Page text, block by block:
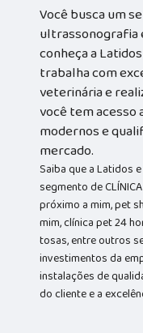
Você busca um
ultrassonografia
conheça a
trabalha com
veterinária e
você tem acesso
modernos e
mercado.
Saiba que a Latidos
segmento de
próximo a mim, pet
mim, clínica pet 24
tosas, entre outros
investimentos da
instalações de
do cliente e a